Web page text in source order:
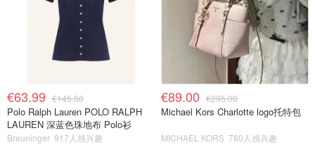
€63.99 €145.00
Polo Ralph Lauren POLO RALPH
LAUREN 深蓝色珠地布 Polo衫
Breuninger 917人感兴趣
€89.00 €295.00
Michael Kors Charlotte logo托特包
MICHAEL KORS 780人感兴趣